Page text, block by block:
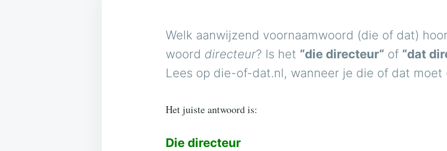
Welk aanwijzend voornaamwoord (die of dat)
woord directeur? Is het “die directeur“ of “dat
Lees op die-of-dat.nl, wanneer je die of dat moet
Het juiste antwoord is:
Die directeur